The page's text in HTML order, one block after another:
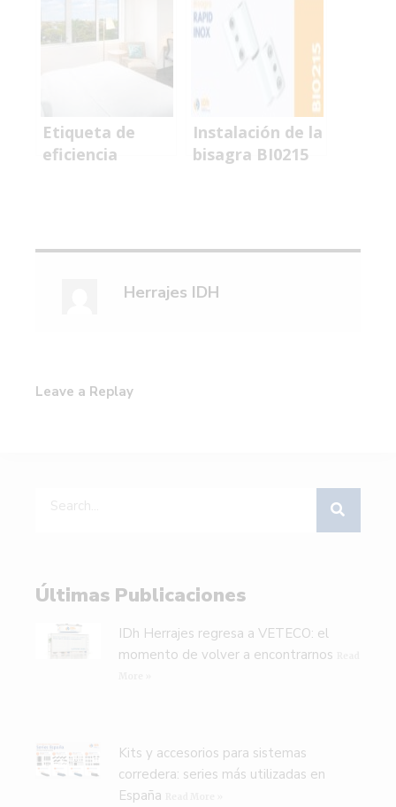
sistema cierre
para evitar
Etiqueta de
eficiencia
Instalación de la
bisagra BI0215
precisión y
Herrajes IDH
Leave a Replay
Últimas Publicaciones
IDh Herrajes regresa a VETECO: el
momento de volver a encontrarnos
Kits y accesorios para sistemas
corredera: series más utilizadas en
España